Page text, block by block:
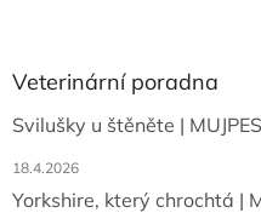
aVeterinární poradna
Svilušky u štěněte |
18.4.2026
Yorkshire, který chrochtá |